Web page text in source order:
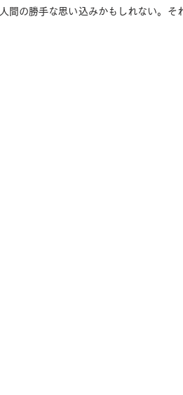
間の勝手な思い込みかもしれない。